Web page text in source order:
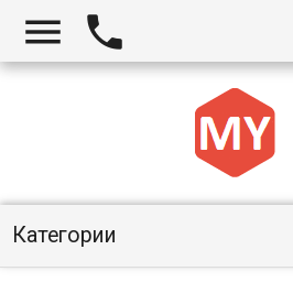
 
Категории